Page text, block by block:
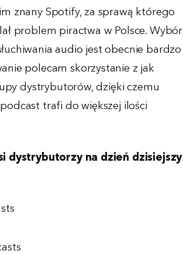
znany Spotify, za sprawą którego
problem piractwa w Polsce. Wybór
audio jest obecnie bardzo
polecam skorzystanie z jak
dystrybutorów, dzięki czemu
trafi do większej ilości
dystrybutorzy na dzień dzisiejszy